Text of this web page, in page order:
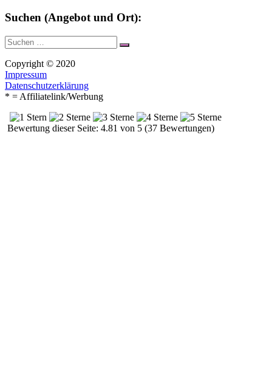
Suchen (Angebot und Ort):
Suche
nach:
Suchen
Copyright © 2020
Impressum
Datenschutzerklärung
* = Affiliatelink/Werbung
Bewertung dieser Seite: 4.81 von 5 (37 Bewertungen)